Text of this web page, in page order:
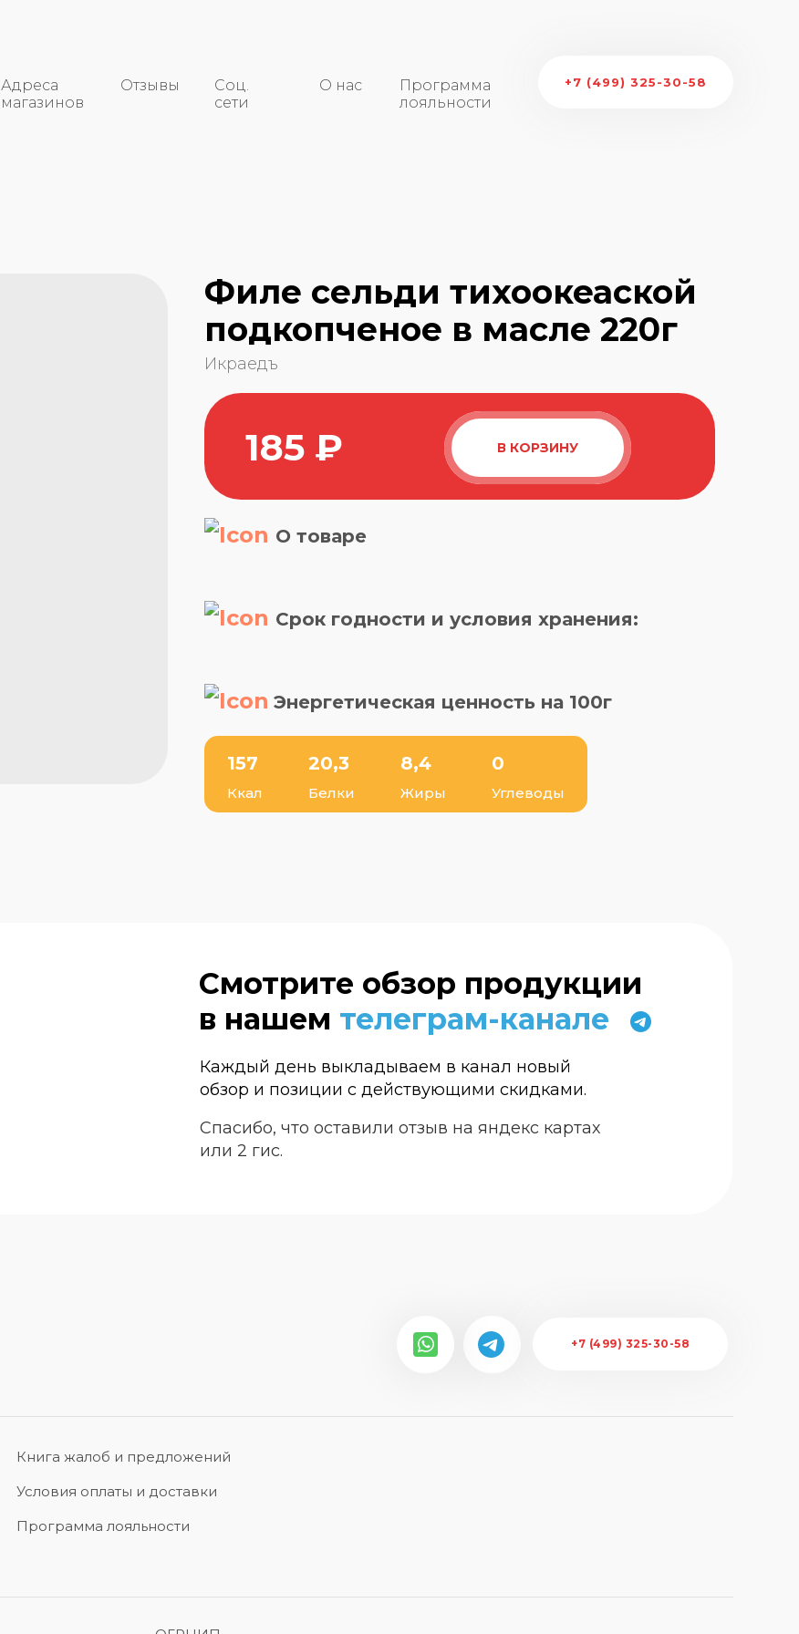
+7 (499) 325-30-58
Адреса
магазинов
Отзывы О нас
Программа
лояльности
Соц.
сети
Филе сельди тихоокеаской
подкопченое в масле 220г
Икраедъ
185 ₽ В КОРЗИНУ
О товаре
Срок годности и условия хранения:
Энергетическая ценность на 100г
157
Ккал
20,3
Белки
8,4
Жиры
0
Углеводы
Каждый день выкладываем в канал новый
обзор и позиции с действующими скидками.
Спасибо, что оставили отзыв на яндекс картах
или 2 гис.
Смотрите обзор продукции
в нашем телеграм-канале
Книга жалоб и предложений
+7 (499) 325-30-58
Условия оплаты и доставки
Программа лояльности